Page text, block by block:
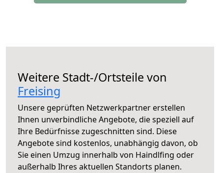
Weitere Stadt-/Ortsteile von
Freising
Unsere geprüften Netzwerkpartner erstellen
Ihnen unverbindliche Angebote, die speziell auf
Ihre Bedürfnisse zugeschnitten sind. Diese
Angebote sind kostenlos, unabhängig davon, ob
Sie einen Umzug innerhalb von Haindlfing oder
außerhalb Ihres aktuellen Standorts planen.